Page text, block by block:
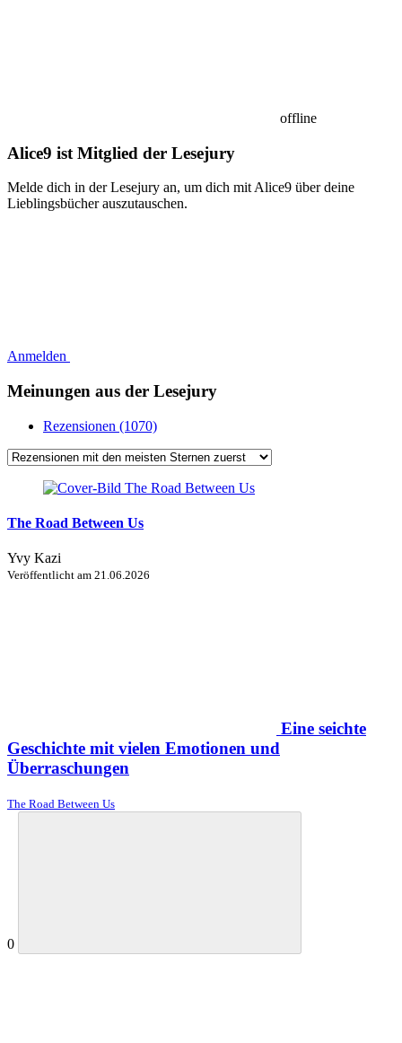
offline
Alice9 ist Mitglied der Lesejury
Melde dich in der Lesejury an, um dich mit Alice9 über deine
Lieblingsbücher auszutauschen.
Anmelden
Meinungen aus der Lesejury
Rezensionen (1070)
The Road Between Us
Yvy Kazi
Veröffentlicht am 21.06.2026
Eine seichte
Geschichte mit vielen Emotionen und
Überraschungen
The Road Between Us
0